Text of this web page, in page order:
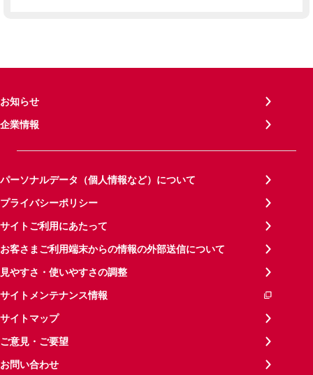
お知らせ
企業情報
パーソナルデータ（個人情報など）について
プライバシーポリシー
サイトご利用にあたって
お客さまご利用端末からの情報の外部送信について
見やすさ・使いやすさの調整
サイトメンテナンス情報
サイトマップ
ご意見・ご要望
お問い合わせ